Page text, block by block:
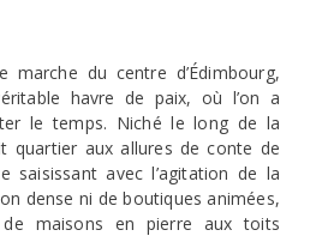
marche du centre d’Édimbourg,
havre de paix, où l’on a
le temps. Niché le long de la
quartier aux allures de conte de
saisissant avec l’agitation de la
dense ni de boutiques animées,
maisons en pierre aux toits